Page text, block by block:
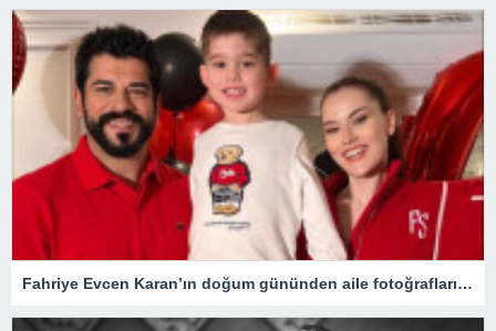
Fahriye Evcen Karan’ın doğum gününden aile fotoğraflarını paylaştı